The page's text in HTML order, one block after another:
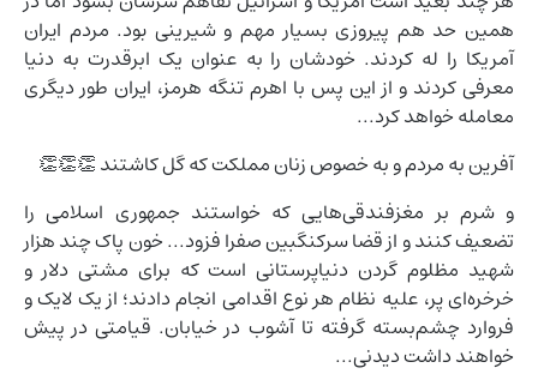
همین حد هم پیروزی بسیار مهم و شیرینی بود. مردم ایران
آمریکا را له کردند. خودشان را به عنوان یک ابرقدرت به دنیا
معرفی کردند و از این پس با اهرم تنگه هرمز، ایران طور دیگری
معامله خواهد کرد...
آفرین به مردم و به خصوص زنان مملکت که گل کاشتند 👏👏👏
و شرم بر مغزفندقی‌هایی که خواستند جمهوری اسلامی را
تضعیف کنند و از قضا سرکنگبین صفرا فزود... خون پاک چند هزار
شهید مظلوم گردن دنیاپرستانی است که برای مشتی دلار و
خرخره‌ای پر، علیه نظام هر نوع اقدامی انجام دادند؛ از یک لایک و
فروارد چشم‌بسته گرفته تا آشوب در خیابان. قیامتی در پیش
خواهند داشت دیدنی...